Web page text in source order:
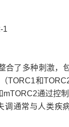
1
合了多种刺激，
TORC1和TORC2
mTORC2通过控
调通常与人类疾